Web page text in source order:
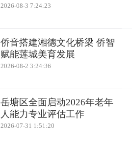
母婴健康
2026-08-3 7:24:23
侨音搭建湘德文化桥梁 侨智
赋能莲城美育发展
2026-08-2 3:24:36
岳塘区全面启动2026年老年
人能力专业评估工作
2026-07-31 1:51:20